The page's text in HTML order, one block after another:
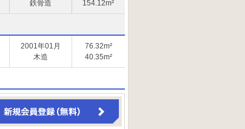
鉄骨造
154.12m²
2001年01月
木造
76.32m²
40.35m²